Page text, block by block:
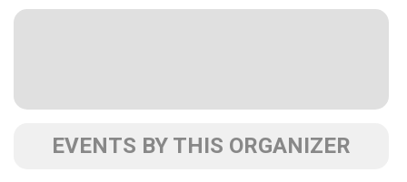
EVENTS BY THIS ORGANIZER